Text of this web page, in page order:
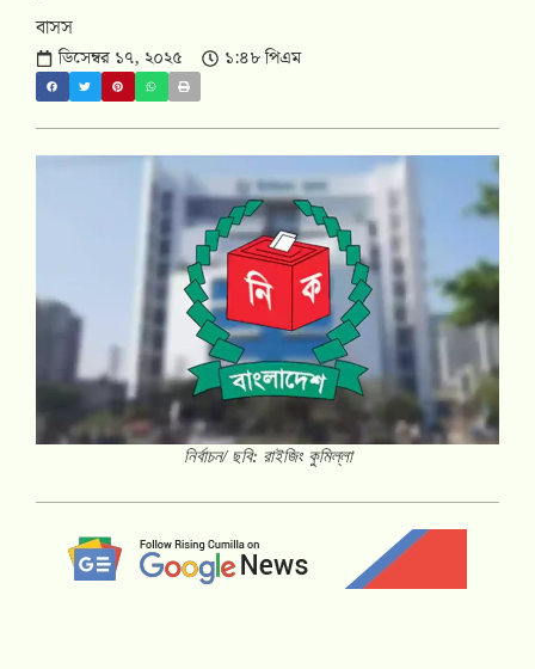
বাসস
ডিসেম্বর ১৭, ২০২৫ ১:৪৮ পিএম
নির্বাচন/ ছবি: রাইজিং কুমিল্লা